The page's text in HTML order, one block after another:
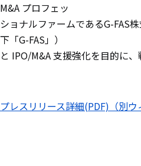
M&A プロフェッ
ショナルファームであるG-FAS
下「G-FAS」）
と IPO/M&A 支援強化を目的に
プレスリリース詳細(PDF)（別